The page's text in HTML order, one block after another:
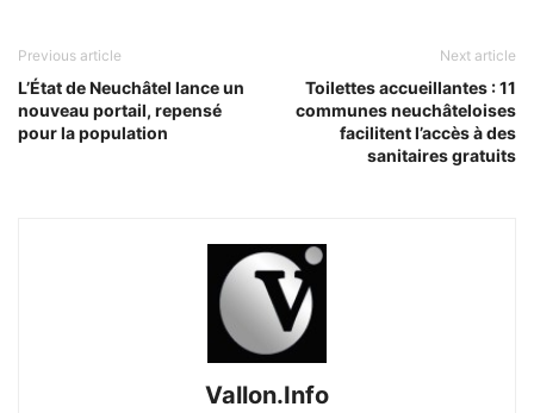
Previous article
L’État de Neuchâtel lance un
nouveau portail, repensé
pour la population
Next article
Toilettes accueillantes : 11
communes neuchâteloises
facilitent l’accès à des
sanitaires gratuits
Vallon.Info